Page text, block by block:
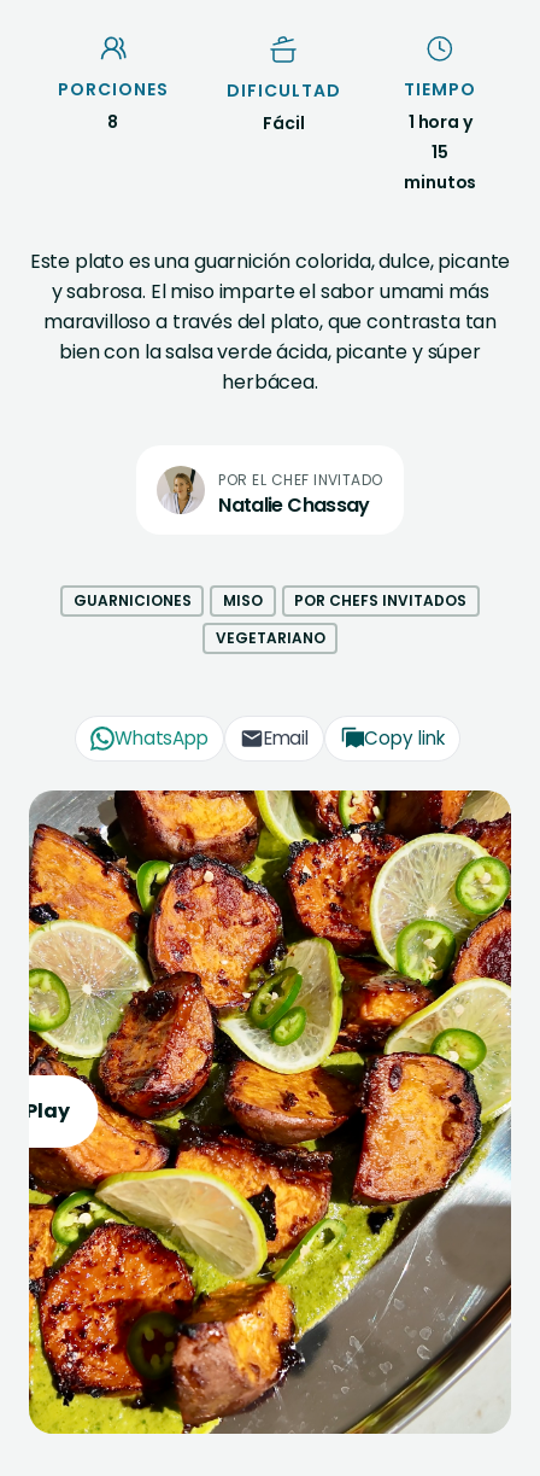
PORCIONES
8
DIFICULTAD
Fácil
TIEMPO
1 hora y
15
minutos
Este plato es una guarnición colorida, dulce, picante
y sabrosa. El miso imparte el sabor umami más
maravilloso a través del plato, que contrasta tan
bien con la salsa verde ácida, picante y súper
herbácea.
Natalie Chassay
GUARNICIONES MISO
POR CHEFS INVITADOS
VEGETARIANO
WhatsApp Email Copy link